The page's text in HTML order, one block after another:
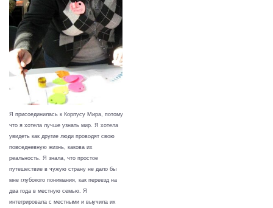
Я присоединилась к Корпусу Мира, потому
что я хотела лучше узнать мир. Я хотела
увидеть как другие люди проводят свою
повседневную жизнь, какова их
реальность. Я знала, что простое
путешествие в чужую страну не дало бы
мне глубокого понимания, как переезд на
два года в местную семью. Я
интегрировала с местными и выучила их